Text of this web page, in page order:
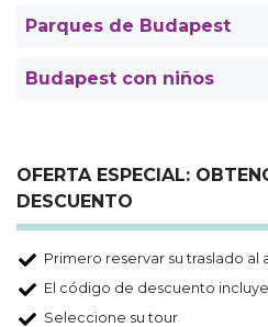
Parques de Budapest
Budapest con niños
OFERTA ESPECIAL:
DESCUENTO
Primero reservar su traslado al
El código de descuento
Seleccione su tour